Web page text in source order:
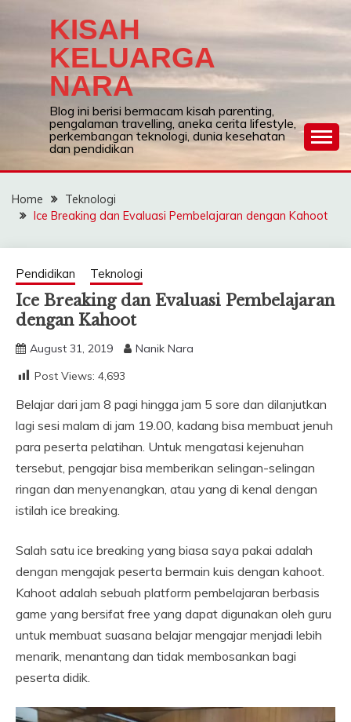
KISAH
KELUARGA
NARA
Blog ini berisi bermacam kisah parenting,
pengalaman travelling, aneka cerita lifestyle,
perkembangan teknologi, dunia kesehatan
dan pendidikan
Home
Teknologi
Ice Breaking dan Evaluasi Pembelajaran dengan Kahoot
Pendidikan Teknologi
Ice Breaking dan Evaluasi Pembelajaran
dengan Kahoot
August 31, 2019
Nanik Nara
Post Views: 4,693
Belajar dari jam 8 pagi hingga jam 5 sore dan dilanjutkan
lagi sesi malam di jam 19.00, kadang bisa membuat jenuh
para peserta pelatihan. Untuk mengatasi kejenuhan
tersebut, pengajar bisa memberikan selingan-selingan
ringan dan menyenangkan, atau yang di kenal dengan
istilah ice breaking.
Salah satu ice breaking yang biasa saya pakai adalah
dengan mengajak peserta bermain kuis dengan kahoot.
Kahoot adalah sebuah platform pembelajaran berbasis
game yang bersifat free yang dapat digunakan oleh guru
untuk membuat suasana belajar mengajar menjadi lebih
menarik, menantang dan tidak membosankan bagi
peserta didik.